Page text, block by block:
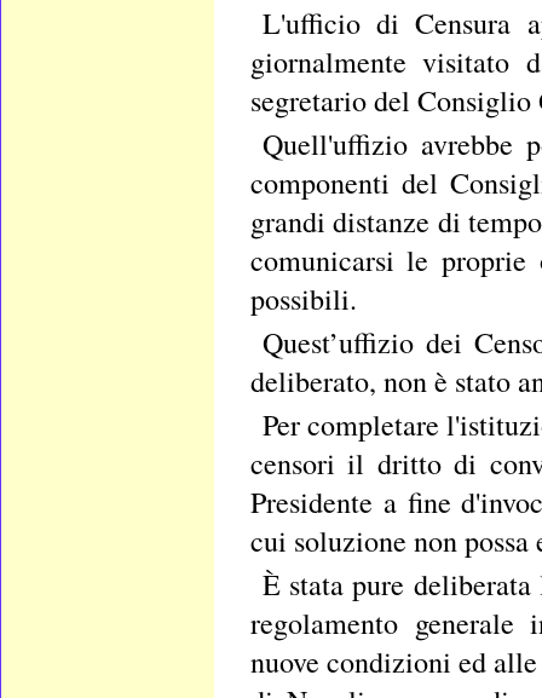
L'ufficio di Censura
giornalmente visitato
segretario del Consiglio
Quell'uffizio avrebbe
componenti del
grandi distanze di
comunicarsi le
possibili.
Quest’uffizio dei
deliberato, non è stato
Per completare
censori il dritto di
Presidente a fine
cui soluzione non
È stata pure
regolamento generale
nuove condizioni ed